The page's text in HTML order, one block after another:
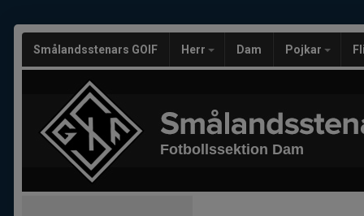
Smålandsstenars GOIF Herr Dam Pojkar
Fotbollssektion Dam